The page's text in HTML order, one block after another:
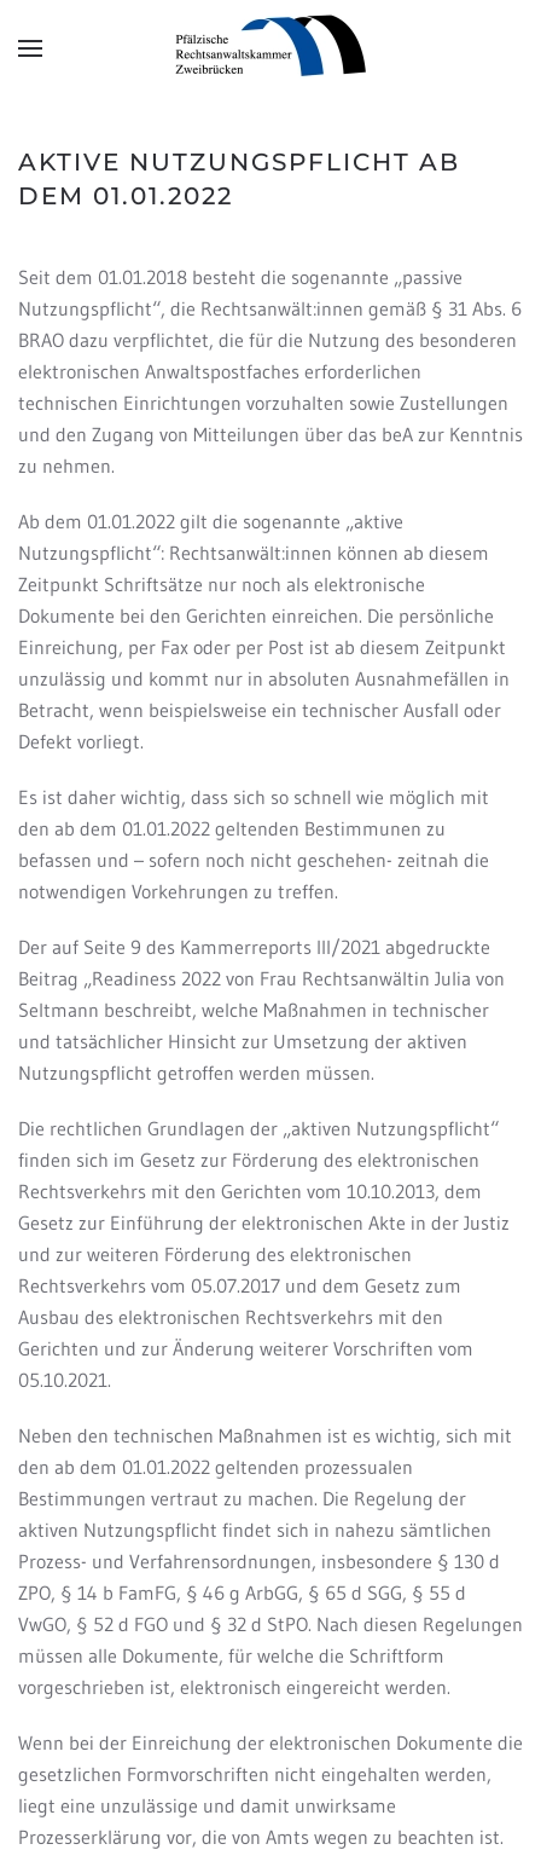
Zum Hauptinhalt springen
AKTIVE NUTZUNGSPFLICHT AB
DEM 01.01.2022
Seit dem 01.01.2018 besteht die sogenannte „passive
Nutzungspflicht“, die Rechtsanwält:innen gemäß § 31 Abs. 6
BRAO dazu verpflichtet, die für die Nutzung des besonderen
elektronischen Anwaltspostfaches erforderlichen
technischen Einrichtungen vorzuhalten sowie Zustellungen
und den Zugang von Mitteilungen über das beA zur Kenntnis
zu nehmen.
Ab dem 01.01.2022 gilt die sogenannte „aktive
Nutzungspflicht“: Rechtsanwält:innen können ab diesem
Zeitpunkt Schriftsätze nur noch als elektronische
Dokumente bei den Gerichten einreichen. Die persönliche
Einreichung, per Fax oder per Post ist ab diesem Zeitpunkt
unzulässig und kommt nur in absoluten Ausnahmefällen in
Betracht, wenn beispielsweise ein technischer Ausfall oder
Defekt vorliegt.
Es ist daher wichtig, dass sich so schnell wie möglich mit
den ab dem 01.01.2022 geltenden Bestimmunen zu
befassen und – sofern noch nicht geschehen- zeitnah die
notwendigen Vorkehrungen zu treffen.
Der auf Seite 9 des Kammerreports III/2021 abgedruckte
Beitrag „Readiness 2022 von Frau Rechtsanwältin Julia von
Seltmann beschreibt, welche Maßnahmen in technischer
und tatsächlicher Hinsicht zur Umsetzung der aktiven
Nutzungspflicht getroffen werden müssen.
Die rechtlichen Grundlagen der „aktiven Nutzungspflicht“
finden sich im Gesetz zur Förderung des elektronischen
Rechtsverkehrs mit den Gerichten vom 10.10.2013, dem
Gesetz zur Einführung der elektronischen Akte in der Justiz
und zur weiteren Förderung des elektronischen
Rechtsverkehrs vom 05.07.2017 und dem Gesetz zum
Ausbau des elektronischen Rechtsverkehrs mit den
Gerichten und zur Änderung weiterer Vorschriften vom
05.10.2021.
Neben den technischen Maßnahmen ist es wichtig, sich mit
den ab dem 01.01.2022 geltenden prozessualen
Bestimmungen vertraut zu machen. Die Regelung der
aktiven Nutzungspflicht findet sich in nahezu sämtlichen
Prozess- und Verfahrensordnungen, insbesondere § 130 d
ZPO, § 14 b FamFG, § 46 g ArbGG, § 65 d SGG, § 55 d
VwGO, § 52 d FGO und § 32 d StPO. Nach diesen Regelungen
müssen alle Dokumente, für welche die Schriftform
vorgeschrieben ist, elektronisch eingereicht werden.
Wenn bei der Einreichung der elektronischen Dokumente die
gesetzlichen Formvorschriften nicht eingehalten werden,
liegt eine unzulässige und damit unwirksame
Prozesserklärung vor, die von Amts wegen zu beachten ist.